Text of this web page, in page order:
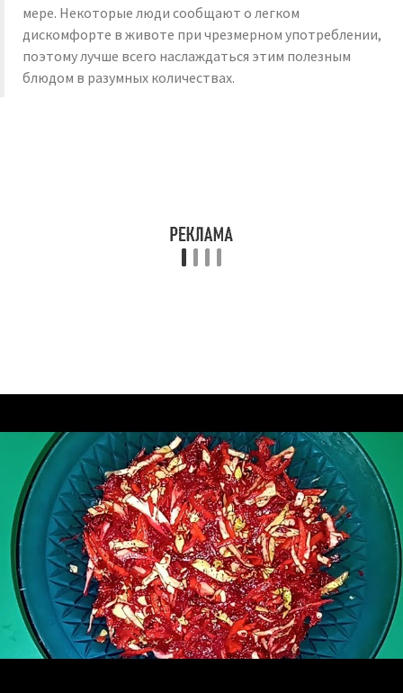
мере. Некоторые люди сообщают о легком
дискомфорте в животе при чрезмерном употреблении,
поэтому лучше всего наслаждаться этим полезным
блюдом в разумных количествах.